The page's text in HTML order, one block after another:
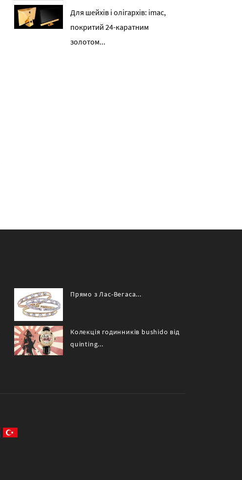
Для шейхів і олігархів: imac,
покритий 24-каратним
золотом...
Прямо з Лас-Вегаса...
Колекція годинників bushido від
quinting...